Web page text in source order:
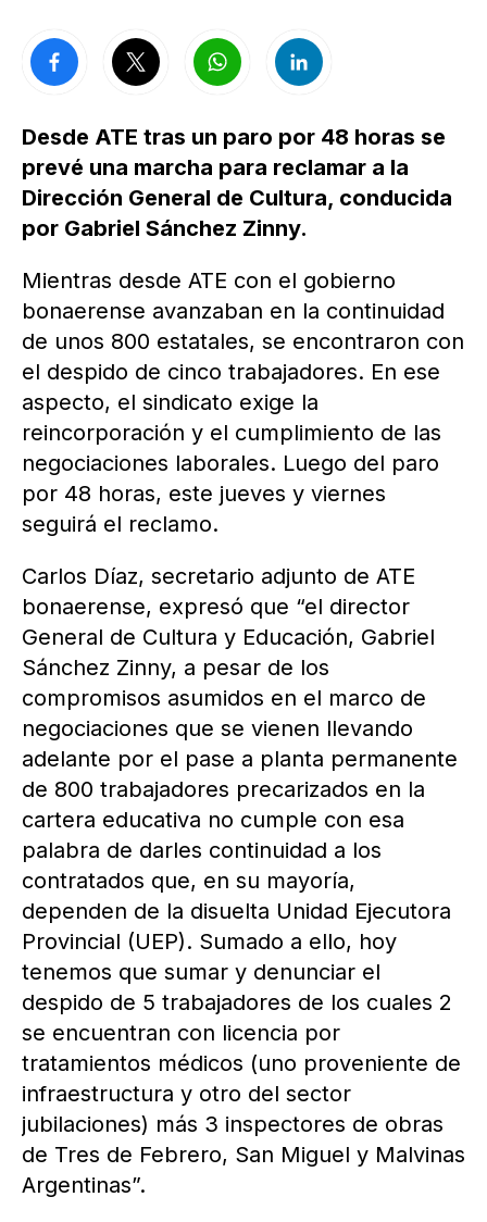
Desde ATE tras un paro por 48 horas se
prevé una marcha para reclamar a la
Dirección General de Cultura, conducida
por Gabriel Sánchez Zinny.
Mientras desde ATE con el gobierno
bonaerense avanzaban en la continuidad
de unos 800 estatales, se encontraron con
el despido de cinco trabajadores. En ese
aspecto, el sindicato exige la
reincorporación y el cumplimiento de las
negociaciones laborales. Luego del paro
por 48 horas, este jueves y viernes
seguirá el reclamo.
Carlos Díaz, secretario adjunto de ATE
bonaerense, expresó que “el director
General de Cultura y Educación, Gabriel
Sánchez Zinny, a pesar de los
compromisos asumidos en el marco de
negociaciones que se vienen llevando
adelante por el pase a planta permanente
de 800 trabajadores precarizados en la
cartera educativa no cumple con esa
palabra de darles continuidad a los
contratados que, en su mayoría,
dependen de la disuelta Unidad Ejecutora
Provincial (UEP). Sumado a ello, hoy
tenemos que sumar y denunciar el
despido de 5 trabajadores de los cuales 2
se encuentran con licencia por
tratamientos médicos (uno proveniente de
infraestructura y otro del sector
jubilaciones) más 3 inspectores de obras
de Tres de Febrero, San Miguel y Malvinas
Argentinas”.